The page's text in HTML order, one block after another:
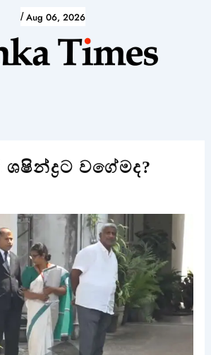
/ Aug 06, 2026
වගේමද?